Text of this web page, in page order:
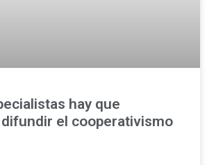
hay que
el cooperativismo